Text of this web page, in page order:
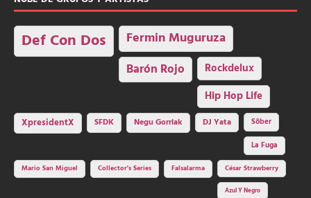
Def Con Dos Fermin Muguruza
Barón Rojo Rockdelux
Hip Hop Life
XpresidentX SFDK Negu Gorriak DJ Yata
Sôber
La Fuga
Mario San Miguel
Collector's Series Falsalarma César Strawberry
Azul Y Negro